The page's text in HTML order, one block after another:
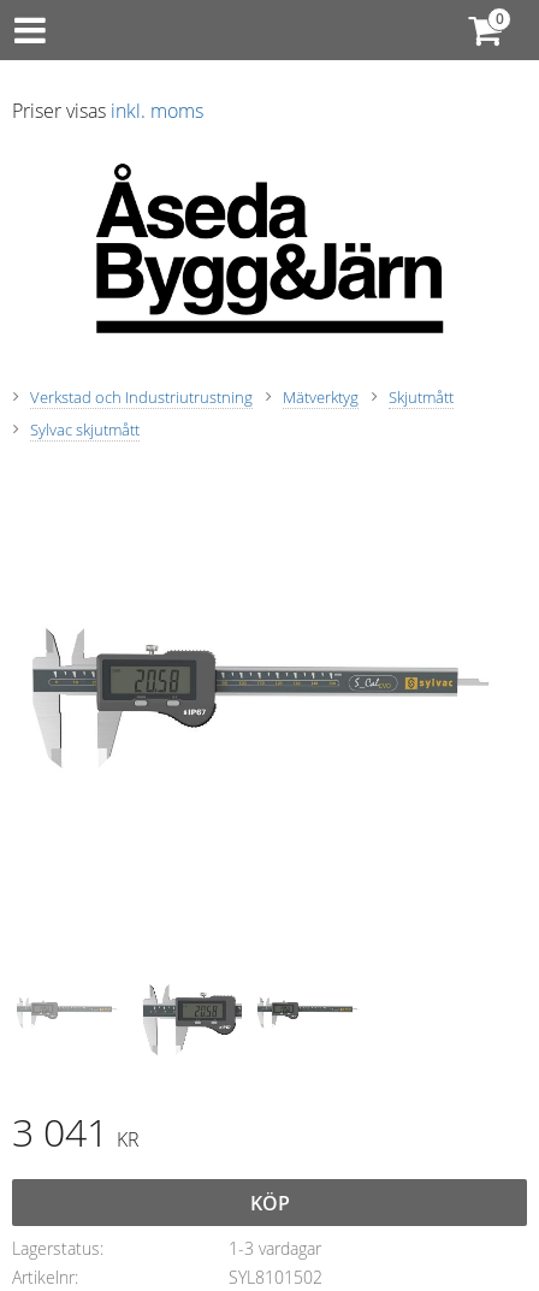
Priser visas inkl. moms
Verkstad och Industriutrustning Mätverktyg
Skjutmått
Sylvac skjutmått
3 041 KR
KÖP
Lagerstatus
1-3 vardagar
Artikelnr
SYL8101502